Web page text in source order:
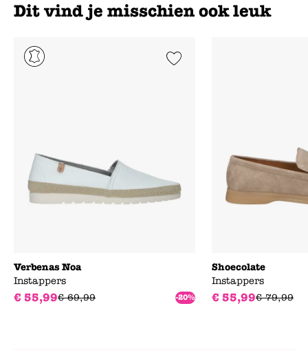
Dit vind je misschien ook leuk
Add to Wishlist
Verbenas Noa
Instappers
€ 55,99€ 69,99 -20%
Shoecolate
Instappers
€ 55,99€ 79,99